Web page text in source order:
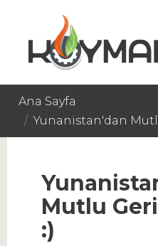
Ana Sayfa
Yunanistan'dan
Mutlu
:)